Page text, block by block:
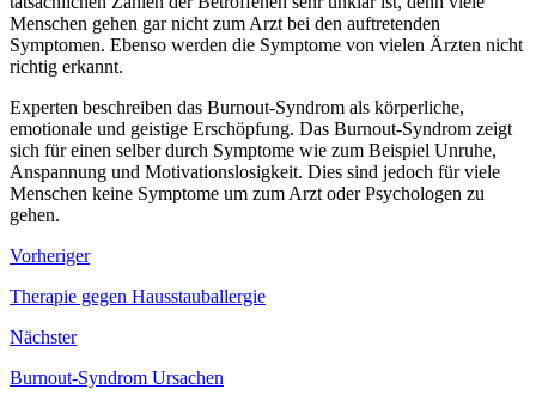
Menschen gehen gar nicht zum Arzt bei den auftretenden
Symptomen. Ebenso werden die Symptome von vielen Ärzten nicht
richtig erkannt.
Experten beschreiben das Burnout-Syndrom als körperliche,
emotionale und geistige Erschöpfung. Das Burnout-Syndrom zeigt
sich für einen selber durch Symptome wie zum Beispiel Unruhe,
Anspannung und Motivationslosigkeit. Dies sind jedoch für viele
Menschen keine Symptome um zum Arzt oder Psychologen zu
gehen.
Vorheriger
Therapie gegen Hausstauballergie
Nächster
Burnout-Syndrom Ursachen